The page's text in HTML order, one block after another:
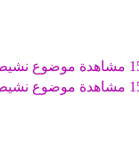
موضوع
موضوع